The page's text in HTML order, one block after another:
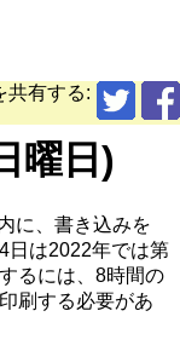
共有する:
曜日)
に、書き込みを
日は2022年では第
るには、8時間の
刷する必要があ